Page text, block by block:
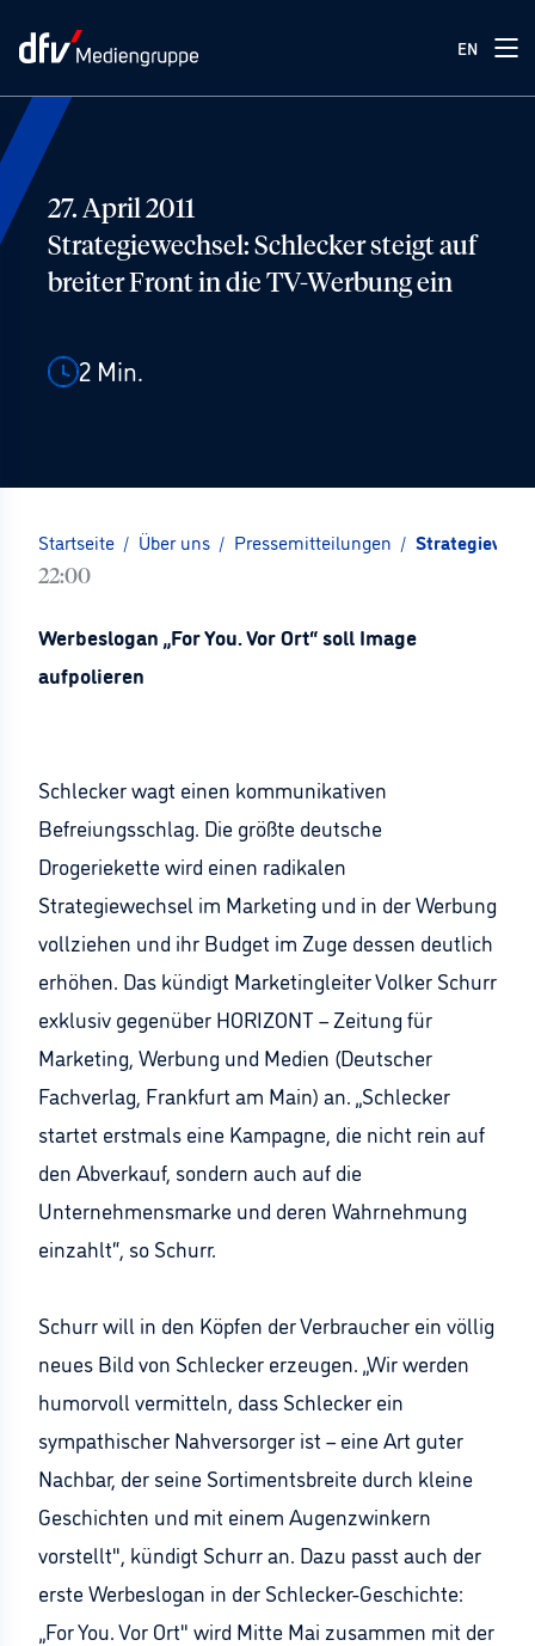
EN
27. April 2011
Strategiewechsel: Schlecker steigt auf
breiter Front in die TV-Werbung ein
2 Min.
Startseite / Über uns / Pressemitteilungen /
22:00
Werbeslogan „For You. Vor Ort“ soll Image
aufpolieren
Schlecker wagt einen kommunikativen
Befreiungsschlag. Die größte deutsche
Drogeriekette wird einen radikalen
Strategiewechsel im Marketing und in der Werbung
vollziehen und ihr Budget im Zuge dessen deutlich
erhöhen. Das kündigt Marketingleiter Volker Schurr
exklusiv gegenüber HORIZONT – Zeitung für
Marketing, Werbung und Medien (Deutscher
Fachverlag, Frankfurt am Main) an. „Schlecker
startet erstmals eine Kampagne, die nicht rein auf
den Abverkauf, sondern auch auf die
Unternehmensmarke und deren Wahrnehmung
einzahlt“, so Schurr.
Schurr will in den Köpfen der Verbraucher ein völlig
neues Bild von Schlecker erzeugen. „Wir werden
humorvoll vermitteln, dass Schlecker ein
sympathischer Nahversorger ist – eine Art guter
Nachbar, der seine Sortimentsbreite durch kleine
Geschichten und mit einem Augenzwinkern
vorstellt", kündigt Schurr an. Dazu passt auch der
erste Werbeslogan in der Schlecker-Geschichte:
„For You. Vor Ort" wird Mitte Mai zusammen mit der